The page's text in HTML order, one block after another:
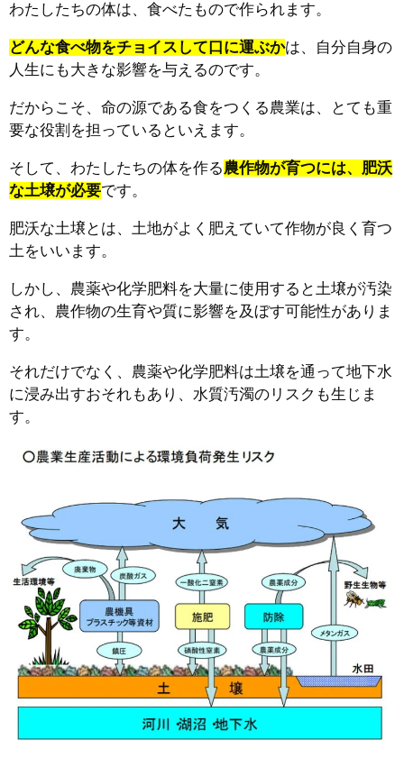
わたしたちの体は、食べたもので作られます。
どんな食べ物をチョイスして口に運ぶかは、自分自身の
人生にも大きな影響を与えるのです。
だからこそ、命の源である食をつくる農業は、とても重
要な役割を担っているといえます。
そして、わたしたちの体を作る農作物が育つには、肥沃
な土壌が必要です。
肥沃な土壌とは、土地がよく肥えていて作物が良く育つ
土をいいます。
しかし、農薬や化学肥料を大量に使用すると土壌が汚染
され、農作物の生育や質に影響を及ぼす可能性がありま
す。
それだけでなく、農薬や化学肥料は土壌を通って地下水
に浸み出すおそれもあり、水質汚濁のリスクも生じま
す。